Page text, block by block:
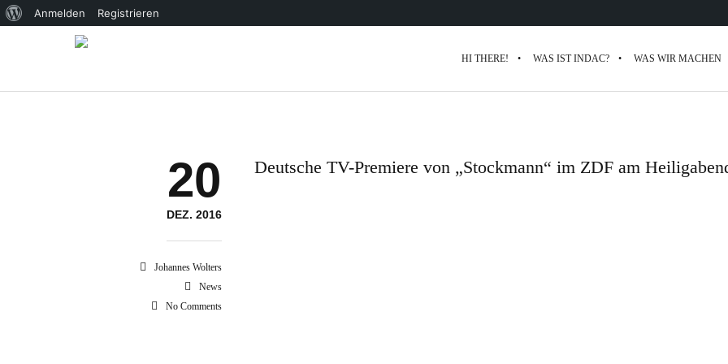
Über
WordPress
Anmelden Registrieren
HI THERE! WAS IST INDAC? WAS WIR MACHEN
20
DEZ. 2016
Johannes Wolters
News
No Comments
Deutsche TV-Premiere von „Stockmann“ im ZDF am